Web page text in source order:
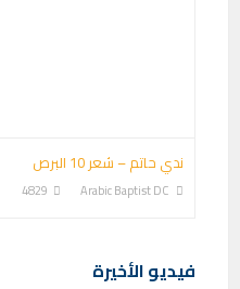
ندي حاتم – شعر 10 البرص
Arabic Baptist DC
4829
فيديو الأخيرة